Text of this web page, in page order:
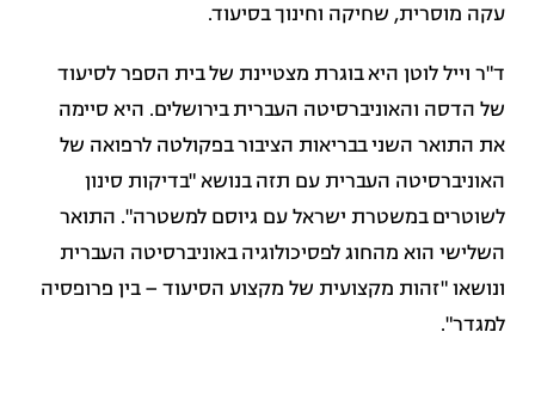
עקה מוסרית, שחיקה וחינוך בסיעוד.
ד"ר וייל לוטן היא בוגרת מצטיינת של בית הספר לסיעוד
של הדסה והאוניברסיטה העברית בירושלים. היא סיימה
את התואר השני בבריאות הציבור בפקולטה לרפואה של
האוניברסיטה העברית עם תזה בנושא "בדיקות סינון
לשוטרים במשטרת ישראל עם גיוסם למשטרה". התואר
השלישי הוא מהחוג לפסיכולוגיה באוניברסיטה העברית
ונושאו "זהות מקצועית של מקצוע הסיעוד – בין פרופסיה
למגדר".